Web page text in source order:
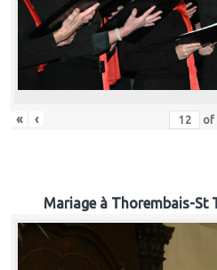
« ‹ of
Mariage à Thorembais-St